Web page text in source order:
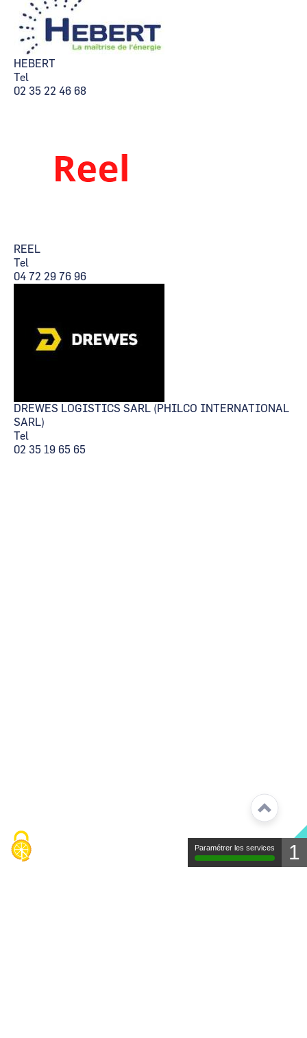
HEBERT
Tel
02 35 22 46 68
REEL
Tel
04 72 29 76 96
DREWES LOGISTICS SARL (PHILCO INTERNATIONAL
SARL)
Tel
02 35 19 65 65
Paramétrer les services 1